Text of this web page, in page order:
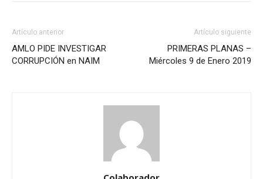
Artículo anterior
AMLO PIDE INVESTIGAR
CORRUPCIÓN en NAIM
Artículo siguiente
PRIMERAS PLANAS –
Miércoles 9 de Enero 2019